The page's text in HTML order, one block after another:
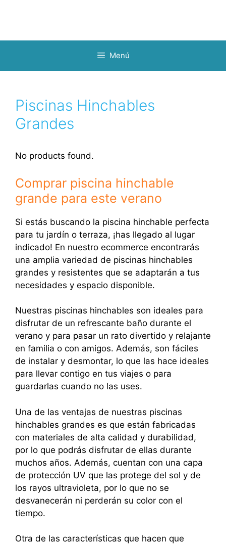
Menú
Piscinas Hinchables
Grandes
No products found.
Comprar piscina hinchable
grande para este verano
Si estás buscando la piscina hinchable perfecta
para tu jardín o terraza, ¡has llegado al lugar
indicado! En nuestro ecommerce encontrarás
una amplia variedad de piscinas hinchables
grandes y resistentes que se adaptarán a tus
necesidades y espacio disponible.
Nuestras piscinas hinchables son ideales para
disfrutar de un refrescante baño durante el
verano y para pasar un rato divertido y relajante
en familia o con amigos. Además, son fáciles
de instalar y desmontar, lo que las hace ideales
para llevar contigo en tus viajes o para
guardarlas cuando no las uses.
Una de las ventajas de nuestras piscinas
hinchables grandes es que están fabricadas
con materiales de alta calidad y durabilidad,
por lo que podrás disfrutar de ellas durante
muchos años. Además, cuentan con una capa
de protección UV que las protege del sol y de
los rayos ultravioleta, por lo que no se
desvanecerán ni perderán su color con el
tiempo.
Otra de las características que hacen que